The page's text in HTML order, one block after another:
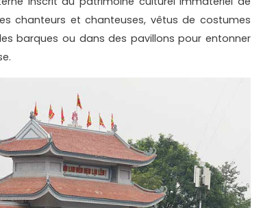
chanteurs et chanteuses, vêtus de costumes
barques ou dans des pavillons pour entonner